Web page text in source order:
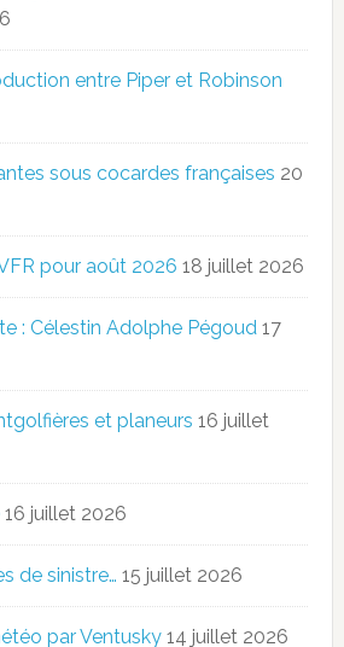
entre Piper et Robinson
sous cocardes françaises 20
pour août 2026 18 juillet 2026
: Célestin Adolphe Pégoud 17
et planeurs 16 juillet
16 juillet 2026
de sinistre… 15 juillet 2026
par Ventusky 14 juillet 2026